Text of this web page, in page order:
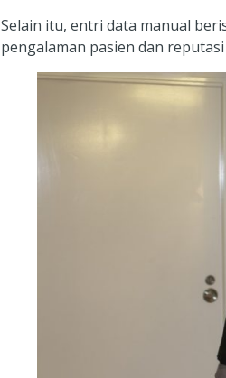
Selain itu, entri data manual
pengalaman pasien dan